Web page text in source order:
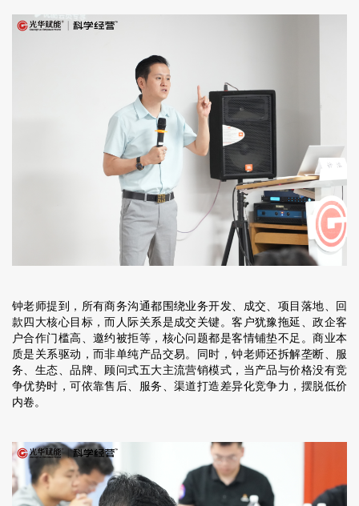
钟老师提到，所有商务沟通都围绕业务开发、成交、项目落地、回
款四大核心目标，而人际关系是成交关键。客户犹豫拖延、政企客
户合作门槛高、邀约被拒等，核心问题都是客情铺垫不足。商业本
质是关系驱动，而非单纯产品交易。同时，钟老师还拆解垄断、服
务、生态、品牌、顾问式五大主流营销模式，当产品与价格没有竞
争优势时，可依靠售后、服务、渠道打造差异化竞争力，摆脱低价
内卷。